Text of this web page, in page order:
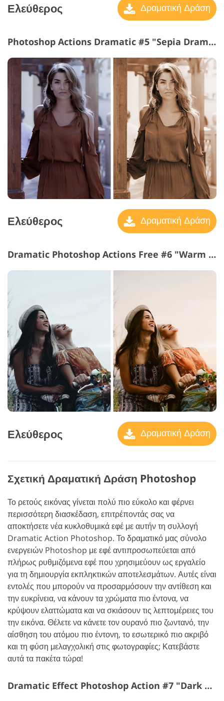
Ελεύθερος Δραματική Δράση
Photoshop Actions Dramatic #5 "Sepia Dramatic"
Ελεύθερος Δραματική Δράση
Dramatic Photoshop Actions Free #6 "Warm Toning"
Ελεύθερος Δραματική Δράση
Σχετική Δραματική Δράση Photoshop
Το ρετούς εικόνας γίνεται πολύ πιο εύκολο και φέρνει
περισσότερη διασκέδαση, επιτρέποντάς σας να
αποκτήσετε νέα κυκλοθυμικά εφέ με αυτήν τη συλλογή
Dramatic Action Photoshop. Το δραματικό μας σύνολο
ενεργειών Photoshop με εφέ αντιπροσωπεύεται από
πλήρως ρυθμιζόμενα εφέ που χρησιμεύουν ως εργαλείο
για τη δημιουργία εκπληκτικών αποτελεσμάτων. Αυτές είναι
εντολές που μπορούν να προσαρμόσουν την αντίθεση και
την ευκρίνεια, να κάνουν τα χρώματα πιο έντονα, να
κρύψουν ελαττώματα και να σκιάσουν τις λεπτομέρειες του
την εικόνα. Θέλετε να κάνετε τον ουρανό πιο ζωντανό, την
αίσθηση του ατόμου πιο έντονη, το εσωτερικό πιο ακριβό
και τη φύση μελαγχολική στις φωτογραφίες; Κατεβάστε
αυτά τα πακέτα τώρα!
Dramatic Effect Photoshop Action #7 "Dark Black&White"